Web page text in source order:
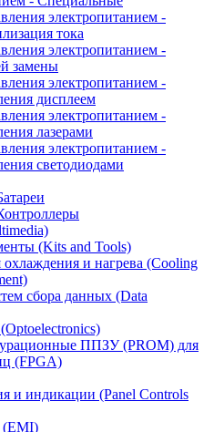
электропитанием -
тока
электропитанием -
замены
электропитанием -
дисплеем
электропитанием -
лазерами
электропитанием -
светодиодами
(Kits and Tools)
и нагрева (Cooling
сбора данных (Data
ППЗУ (PROM) для
(FPGA)
и индикации (Panel Controls